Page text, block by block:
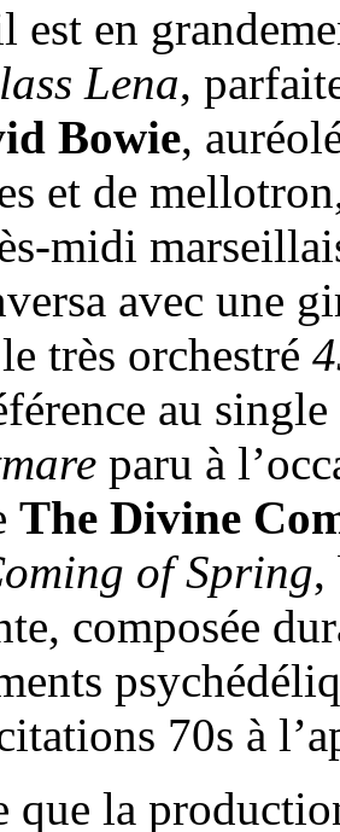
est en
Lena,
Bowie,
et de
midi
avec une
très orchestré
au single
paru à
The Divine
of Spring,
composée
70s à
la